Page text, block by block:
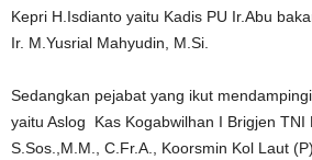
Kepri H.Isdianto yaitu Kadis PU Ir.Abu
Ir. M.Yusrial Mahyudin, M.Si.
Sedangkan pejabat yang ikut
yaitu Aslog Kas Kogabwilhan I Brigjen TNI
S.Sos.,M.M., C.Fr.A., Koorsmin Kol Laut